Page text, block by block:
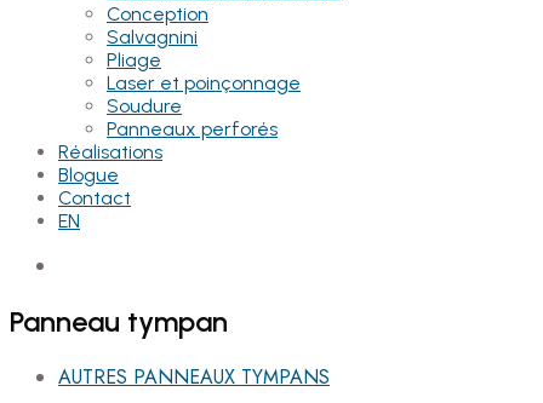
Conception
Salvagnini
Pliage
Laser et poinçonnage
Soudure
Panneaux perforés
Réalisations
Blogue
Contact
EN
Panneau tympan
AUTRES PANNEAUX TYMPANS